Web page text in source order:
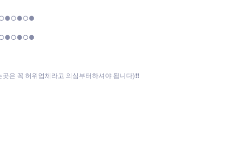
은 꼭 허위업체라고 의심부터하셔야 됩니다)❗❗